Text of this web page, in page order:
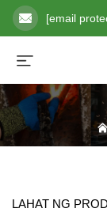
[email
LAHAT NG